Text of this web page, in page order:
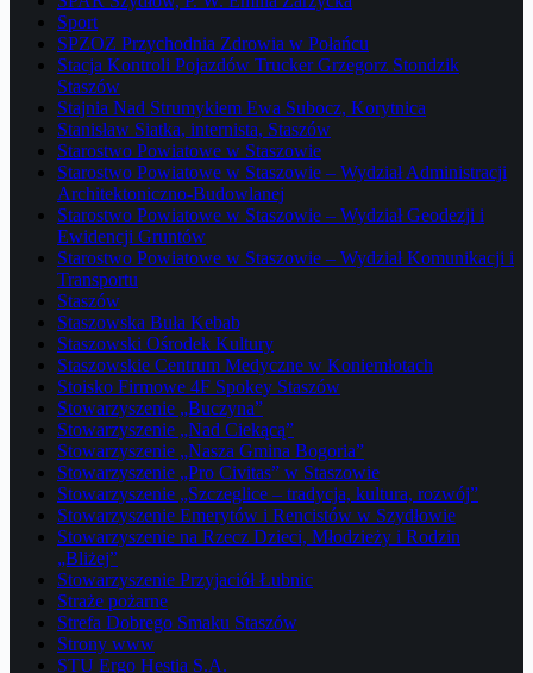
Sport
SPZOZ Przychodnia Zdrowia w Połańcu
Stacja Kontroli Pojazdów Trucker Grzegorz Stondzik
Staszów
Stajnia Nad Strumykiem Ewa Subocz, Korytnica
Stanisław Siatka, internista, Staszów
Starostwo Powiatowe w Staszowie
Starostwo Powiatowe w Staszowie – Wydział Administracji
Architektoniczno-Budowlanej
Starostwo Powiatowe w Staszowie – Wydział Geodezji i
Ewidencji Gruntów
Starostwo Powiatowe w Staszowie – Wydział Komunikacji i
Transportu
Staszów
Staszowska Buła Kebab
Staszowski Ośrodek Kultury
Staszowskie Centrum Medyczne w Koniemłotach
Stoisko Firmowe 4F Spokey Staszów
Stowarzyszenie „Buczyna”
Stowarzyszenie „Nad Ciekącą”
Stowarzyszenie „Nasza Gmina Bogoria”
Stowarzyszenie „Pro Civitas” w Staszowie
Stowarzyszenie „Szczeglice – tradycja, kultura, rozwój”
Stowarzyszenie Emerytów i Rencistów w Szydłowie
Stowarzyszenie na Rzecz Dzieci, Młodzieży i Rodzin
„Bliżej”
Stowarzyszenie Przyjaciół Łubnic
Straże pożarne
Strefa Dobrego Smaku Staszów
Strony www
STU Ergo Hestia S.A.